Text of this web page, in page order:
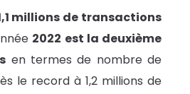
millions de transactions
2022 est la deuxième
en termes de nombre de
le record à 1,2 millions de